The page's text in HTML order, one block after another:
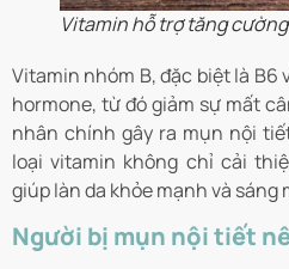
Vitamin hỗ trợ tăng
Vitamin nhóm B, đặc biệt là B6
hormone, từ đó giảm sự mất
nhân chính gây ra mụn nội
loại vitamin không chỉ cải
giúp làn da khỏe mạnh và sáng
Người bị mụn nội tiết